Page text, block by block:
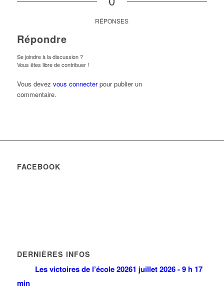
RÉPONSES
Répondre
Se joindre à la discussion ?
Vous êtes libre de contribuer !
Vous devez vous connecterpour publier un
commentaire.
FACEBOOK
DERNIÈRES INFOS
Les victoires de l’école 20261 juillet 2026 - 9 h 17
min